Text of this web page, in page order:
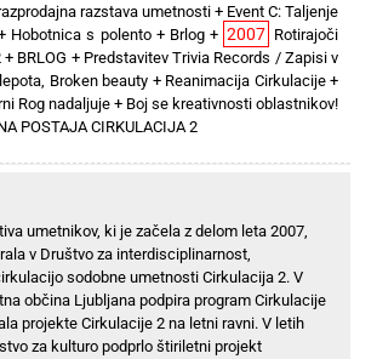
razstava umetnosti + Event C: Taljenje
Hobotnica s polento+ Brlog+ 2007 Rotirajoči
+ BRLOG + Predstavitev Trivia Records / Zapisi v
Broken beauty + Reanimacija Cirkulacije+
Rog nadaljuje + Boj se kreativnosti oblastnikov!
POSTAJA CIRKULACIJA 2
umetnikov, ki je začela z delom leta 2007,
v Društvo za interdisciplinarnost,
sodobne umetnosti Cirkulacija 2. V
občina Ljubljana podpira program Cirkulacije
projekte Cirkulacije 2 na letni ravni. V letih
za kulturo podprlo štiriletni projekt